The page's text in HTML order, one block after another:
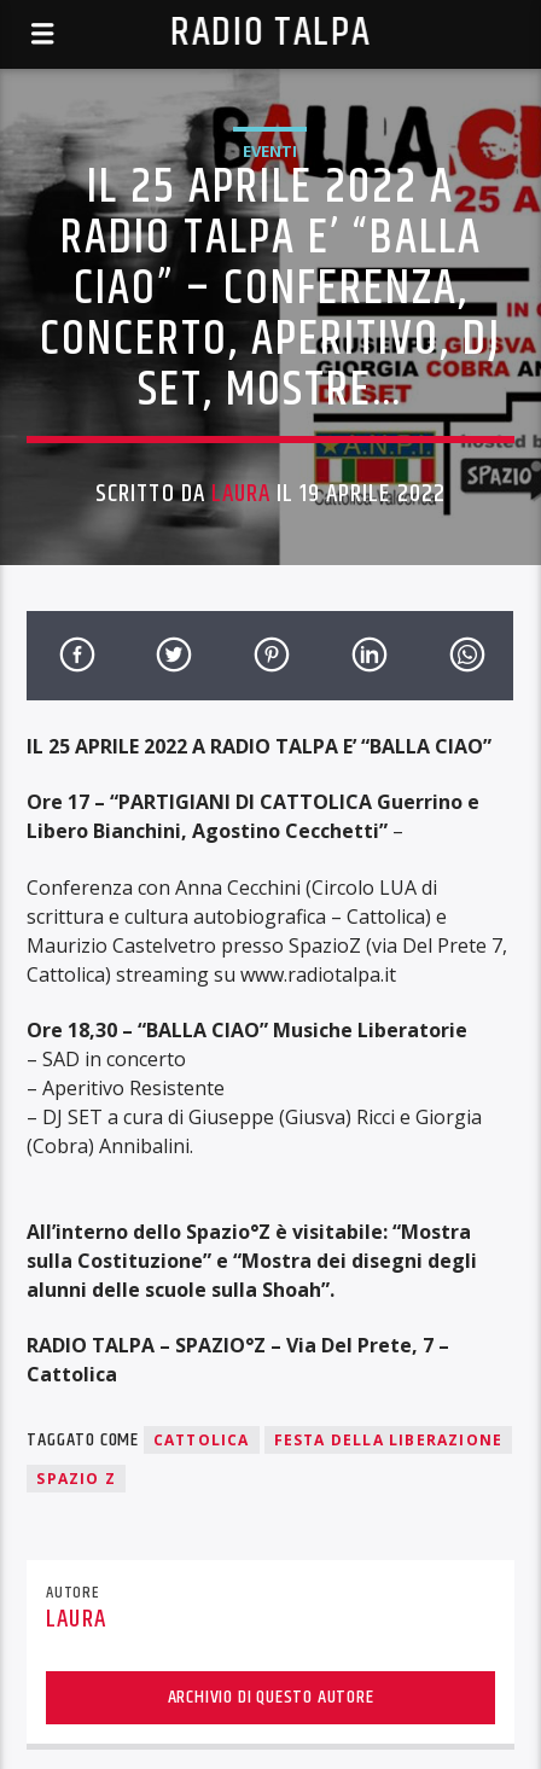
RADIO TALPA
EVENTI
IL 25 APRILE 2022 A
RADIO TALPA E’ “BALLA
CIAO” – CONFERENZA,
CONCERTO, APERITIVO, DJ
SET, MOSTRE…
SCRITTO DALAURA IL 19 APRILE 2022
IL 25 APRILE 2022 A RADIO TALPA E’ “BALLA CIAO”
Ore 17 – “PARTIGIANI DI CATTOLICA Guerrino e
Libero Bianchini, Agostino Cecchetti” –
Conferenza con Anna Cecchini (Circolo LUA di
scrittura e cultura autobiografica – Cattolica) e
Maurizio Castelvetro presso SpazioZ (via Del Prete 7,
Cattolica) streaming su www.radiotalpa.it
Ore 18,30 – “BALLA CIAO” Musiche Liberatorie
– SAD in concerto
– Aperitivo Resistente
– DJ SET a cura di Giuseppe (Giusva) Ricci e Giorgia
(Cobra) Annibalini.
All’interno dello Spazio°Z è visitabile: “Mostra
sulla Costituzione” e “Mostra dei disegni degli
alunni delle scuole sulla Shoah”.
RADIO TALPA – SPAZIO°Z – Via Del Prete, 7 –
Cattolica
TAGGATO COME CATTOLICA
FESTA DELLA LIBERAZIONE
SPAZIO Z
AUTORE
LAURA
ARCHIVIO DI QUESTO AUTORE